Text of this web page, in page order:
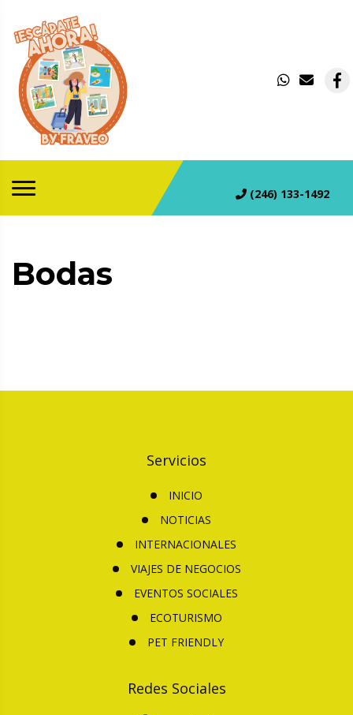
(246) 133-1492
Bodas
Servicios
INICIO
NOTICIAS
INTERNACIONALES
VIAJES DE NEGOCIOS
EVENTOS SOCIALES
ECOTURISMO
PET FRIENDLY
Redes Sociales